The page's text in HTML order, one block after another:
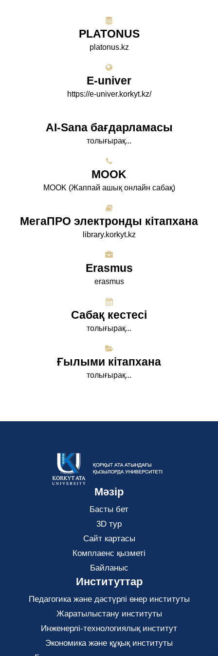
PLATONUS
platonus.kz
E-univer
https://e-univer.korkyt.kz/
AI-Sana бағдарламасы
толығырақ...
МООK
МООK (Жаппай ашық онлайн сабақ)
МегаПРО электронды кітапхана
library.korkyt.kz
Erasmus
erasmus
Сабақ кестесі
толығырақ...
Ғылыми кітапхана
толығырақ...
Мәзір
Басты бет
3D тур
Сайт картасы
Комплаенс қызметі
Байланыс
Институттар
Педагогика және дәстүрлі өнер институты
Жаратылыстану институты
Инженерлі-технологиялық институт
Экономика және құқық институты